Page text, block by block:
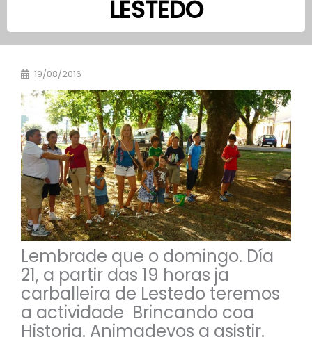
LESTEDO
19/08/2016
Lembrade que o domingo. Día
21, a partir das 19 horas ja
carballeira de Lestedo teremos
a actividade Brincando coa
Historia. Animadevos a asistir.